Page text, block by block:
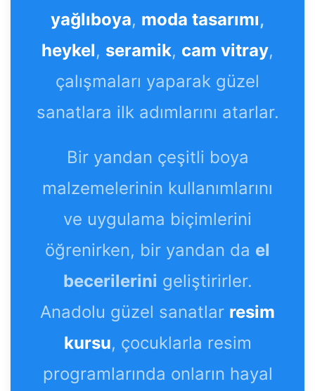
yağlıboya, moda tasarımı,
heykel, seramik, cam vitray,
çalışmaları yaparak güzel
sanatlara ilk adımlarını atarlar.
Bir yandan çeşitli boya
malzemelerinin kullanımlarını
ve uygulama biçimlerini
öğrenirken, bir yandan da el
becerilerini geliştirirler.
Anadolu güzel sanatlar resim
kursu, çocuklarla resim
programlarında onların hayal